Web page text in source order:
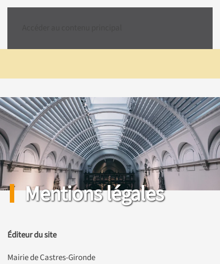
Mentions légales
Éditeur du site
Mairie de Castres-Gironde